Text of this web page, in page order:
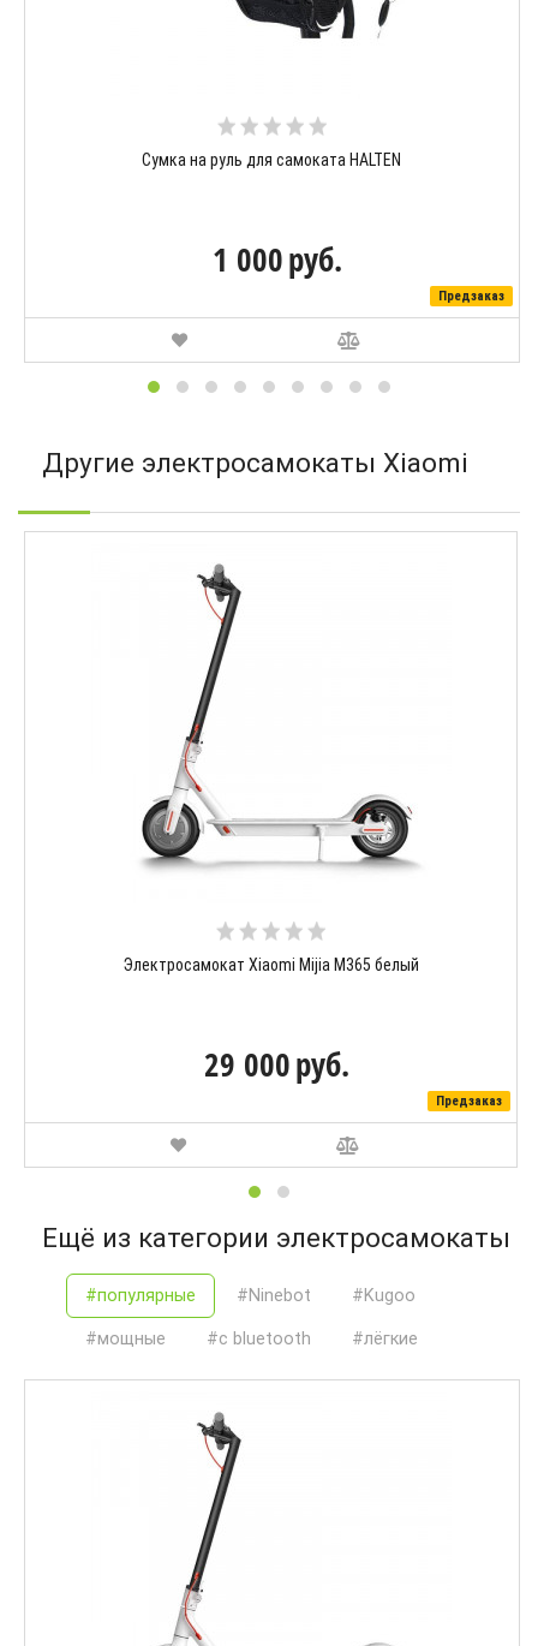
Сумка на руль для самоката HALTEN
1 000руб.
Предзаказ
Другие электросамокаты Xiaomi
Электросамокат Xiaomi Mijia M365 белый
29 000руб.
Предзаказ
Ещё из категории электросамокаты
#популярные #Ninebot #Kugoo
#мощные #с bluetooth #лёгкие